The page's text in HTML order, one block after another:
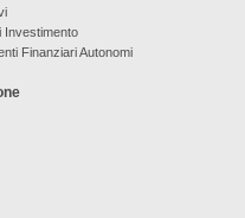
Investimento
Finanziari Autonomi